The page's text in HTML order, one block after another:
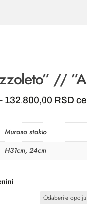
//
132.800,00 RSD
od
Murano staklo
H31cm, 24cm